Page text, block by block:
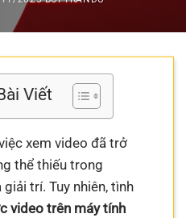
Viết
xem video đã trở
thể thiếu trong
trí. Tuy nhiên, tình
video trên máy tính